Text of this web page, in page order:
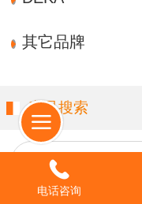
其它品牌
产品搜索
请输入关键字…
电话咨询